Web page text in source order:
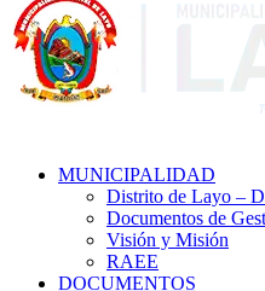
MUNICIPALIDAD
Distrito de Layo –
Documentos de
Visión y Misión
RAEE
DOCUMENTOS